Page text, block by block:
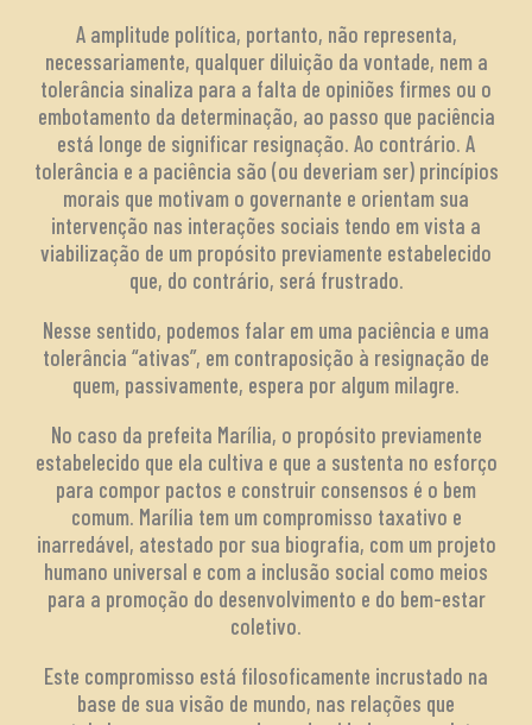
A amplitude política, portanto, não representa,
necessariamente, qualquer diluição da vontade, nem a
tolerância sinaliza para a falta de opiniões firmes ou o
embotamento da determinação, ao passo que paciência
está longe de significar resignação. Ao contrário. A
tolerância e a paciência são (ou deveriam ser) princípios
morais que motivam o governante e orientam sua
intervenção nas interações sociais tendo em vista a
viabilização de um propósito previamente estabelecido
que, do contrário, será frustrado.
Nesse sentido, podemos falar em uma paciência e uma
tolerância “ativas”, em contraposição à resignação de
quem, passivamente, espera por algum milagre.
No caso da prefeita Marília, o propósito previamente
estabelecido que ela cultiva e que a sustenta no esforço
para compor pactos e construir consensos é o bem
comum. Marília tem um compromisso taxativo e
inarredável, atestado por sua biografia, com um projeto
humano universal e com a inclusão social como meios
para a promoção do desenvolvimento e do bem-estar
coletivo.
Este compromisso está filosoficamente incrustado na
base de sua visão de mundo, nas relações que